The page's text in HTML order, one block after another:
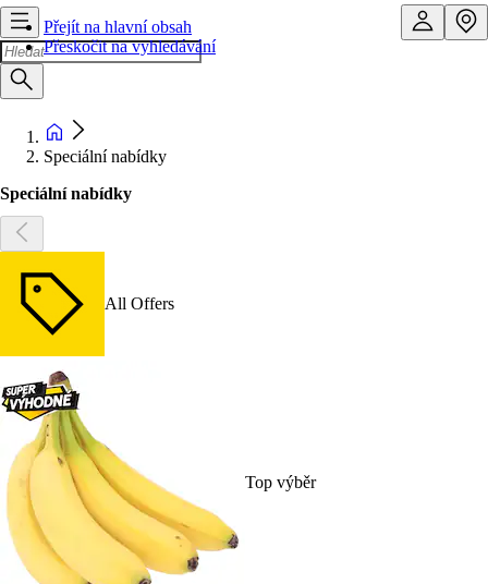
Přejít na hlavní obsah
Přeskočit na vyhledávání
Speciální nabídky
Speciální nabídky
All Offers
Top výběr